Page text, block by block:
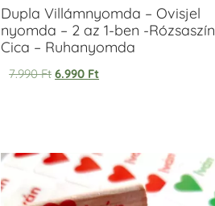
Dupla Villámnyomda – Ovisjel
nyomda – 2 az 1-ben -Rózsaszín
Cica – Ruhanyomda
7.990Ft 6.990 Ft